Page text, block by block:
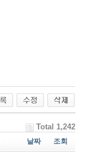
Total 1,242
날짜 조회